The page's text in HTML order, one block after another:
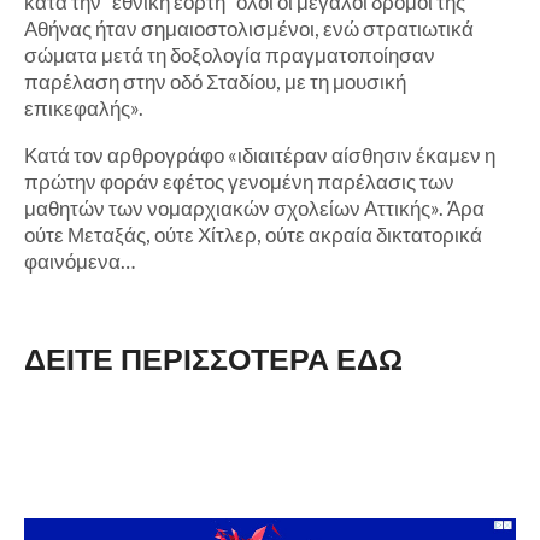
Αθήνας ήταν σημαιοστολισμένοι, ενώ στρατιωτικά
σώματα μετά τη δοξολογία πραγματοποίησαν
παρέλαση στην οδό Σταδίου, με τη μουσική
επικεφαλής».
Κατά τον αρθρογράφο «ιδιαιτέραν αίσθησιν έκαμεν η
πρώτην φοράν εφέτος γενομένη παρέλασις των
μαθητών των νομαρχιακών σχολείων Αττικής». Άρα
ούτε Μεταξάς, ούτε Χίτλερ, ούτε ακραία δικτατορικά
φαινόμενα…
ΔΕΙΤΕ ΠΕΡΙΣΣΟΤΕΡΑ ΕΔΩ